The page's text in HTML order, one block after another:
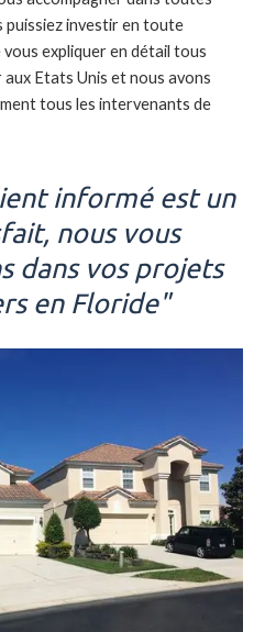
puissiez investir en toute
expliquer en détail tous
aux Etats Unis et nous avons
tous les intervenants de
informé est un
nous vous
dans vos projets
en Floride"